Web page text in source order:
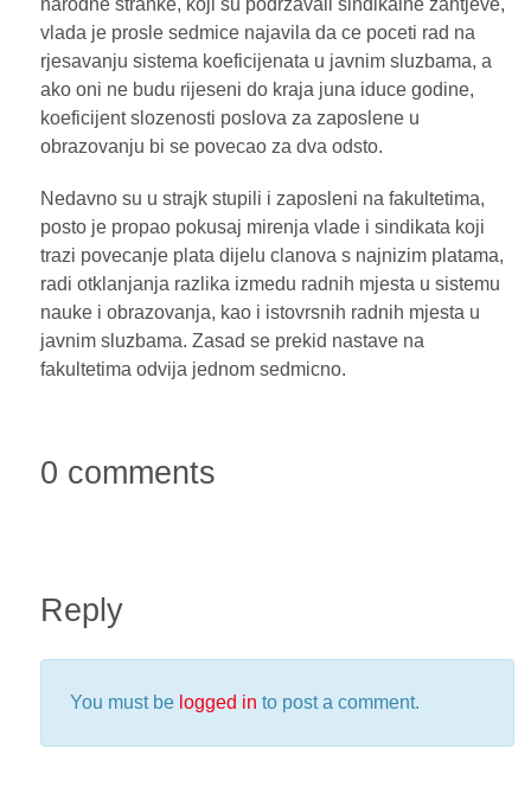
vlada je prosle sedmice najavila da ce poceti rad na
rjesavanju sistema koeficijenata u javnim sluzbama, a
ako oni ne budu rijeseni do kraja juna iduce godine,
koeficijent slozenosti poslova za zaposlene u
obrazovanju bi se povecao za dva odsto.
Nedavno su u strajk stupili i zaposleni na fakultetima,
posto je propao pokusaj mirenja vlade i sindikata koji
trazi povecanje plata dijelu clanova s najnizim platama,
radi otklanjanja razlika izmedu radnih mjesta u sistemu
nauke i obrazovanja, kao i istovrsnih radnih mjesta u
javnim sluzbama. Zasad se prekid nastave na
fakultetima odvija jednom sedmicno.
0 comments
Reply
You must be logged in to post a comment.